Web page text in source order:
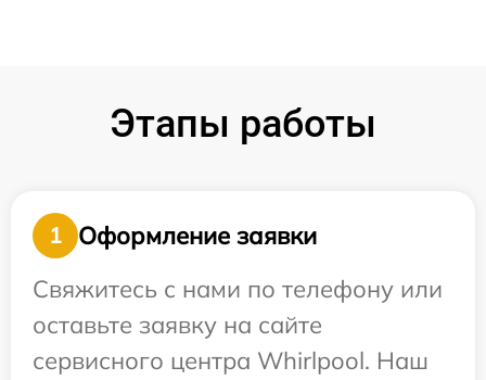
Этапы работы
1
Оформление заявки
Свяжитесь с нами по телефону или
оставьте заявку на сайте
сервисного центра Whirlpool. Наш